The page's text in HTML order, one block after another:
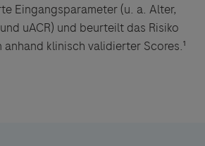
Eingangsparameter (u. a. Alter,
uACR) und beurteilt das Risiko
klinisch validierter Scores.¹